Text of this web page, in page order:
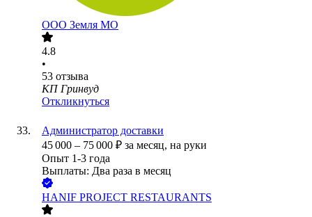
ООО Земля МО
4.8
•
53 отзыва
КП Гринвуд
Откликнуться
Администратор доставки
45 000 – 75 000 ₽ за месяц, на руки
Опыт 1-3 года
Выплаты: Два раза в месяц
HANIF PROJECT RESTAURANTS